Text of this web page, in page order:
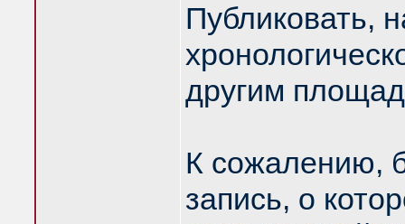
Публиковать,
другим
К сожалению,
запись, о